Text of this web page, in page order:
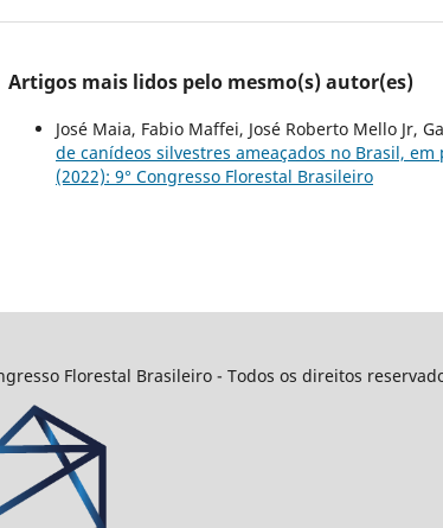
Artigos mais lidos pelo mesmo(s) autor(es)
José Maia, Fabio Maffei, José Roberto Mello Jr,
de canídeos silvestres ameaçados no Brasil,
(2022): 9° Congresso Florestal Brasileiro
Florestal Brasileiro - Todos os direitos